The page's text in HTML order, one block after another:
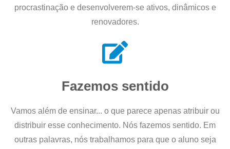
procrastinação e desenvolverem-se ativos, dinâmicos e
renovadores.
Fazemos sentido
Vamos além de ensinar... o que parece apenas atribuir ou
distribuir esse conhecimento. Nós fazemos sentido. Em
outras palavras, nós trabalhamos para que o aluno seja